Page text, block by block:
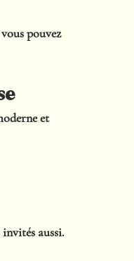
pouvez
et
invités aussi.